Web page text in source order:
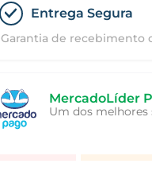
Entrega Segura
Garantia de recebimento
MercadoLíder
Um dos melhores